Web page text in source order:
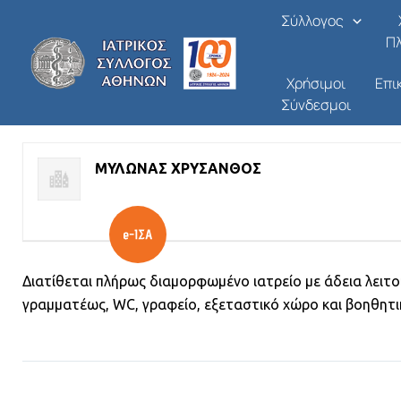
περιεχόμενο
Σύλλογος
Χρήσιμοι
Σύνδεσμοι
ΕΞΟΠΛΙΣΜΟΣ ΚΑΙ
Από/10/06/2026
ΜΕΤΑΒΙΒΑΣΗ ΦΟΡΕΑ ΠΦΥ ή ΕΞΟΠΛΙΣΜΟΥ - ΠΡΟΣΦΟΡΑ
ΜΥΛΩΝΑΣ ΧΡΥΣΑΝΘΟΣ
Διατίθεται πλήρως διαμορφωμένο ιατρείο με άδεια
γραμματέως, WC, γραφείο, εξεταστικό χώρο και